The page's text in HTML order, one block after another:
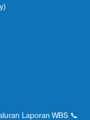
Laporan WBS 📞